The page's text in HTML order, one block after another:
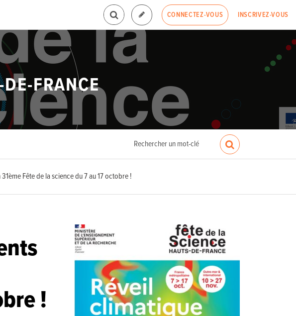
CONNECTEZ-VOUS INSCRIVEZ-VOUS
FRANCE
Fête de la science du 7 au 17 octobre !
!